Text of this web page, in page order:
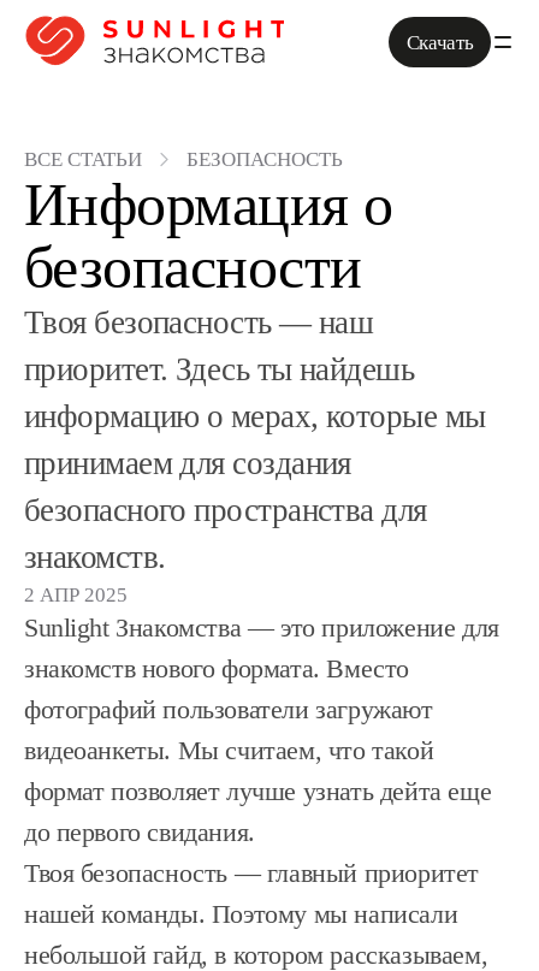
Скачать
ВСЕ СТАТЬИ БЕЗОПАСНОСТЬ
Информация о
безопасности
Твоя безопасность — наш
приоритет. Здесь ты найдешь
информацию о мерах, которые мы
принимаем для создания
безопасного пространства для
знакомств.
2 АПР 2025
Sunlight Знакомства — это приложение для
знакомств нового формата. Вместо
фотографий пользователи загружают
видеоанкеты. Мы считаем, что такой
формат позволяет лучше узнать дейта еще
до первого свидания.
Твоя безопасность — главный приоритет
нашей команды. Поэтому мы написали
небольшой гайд, в котором рассказываем,